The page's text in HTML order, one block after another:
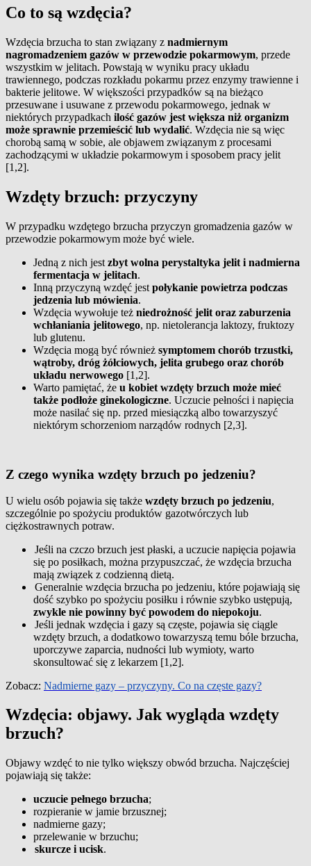
Co to są wzdęcia?
Wzdęcia brzucha to stan związany z nadmiernym
nagromadzeniem gazów w przewodzie pokarmowym, przede
wszystkim w jelitach. Powstają w wyniku pracy układu
trawiennego, podczas rozkładu pokarmu przez enzymy trawienne i
bakterie jelitowe. W większości przypadków są na bieżąco
przesuwane i usuwane z przewodu pokarmowego, jednak w
niektórych przypadkach ilość gazów jest większa niż organizm
może sprawnie przemieścić lub wydalić. Wzdęcia nie są więc
chorobą samą w sobie, ale objawem związanym z procesami
zachodzącymi w układzie pokarmowym i sposobem pracy jelit
[1,2].
Wzdęty brzuch: przyczyny
W przypadku wzdętego brzucha przyczyn gromadzenia gazów w
przewodzie pokarmowym może być wiele.
Jedną z nich jest zbyt wolna perystaltyka jelit i nadmierna
fermentacja w jelitach.
Inną przyczyną wzdęć jest połykanie powietrza podczas
jedzenia lub mówienia.
Wzdęcia wywołuje też niedrożność jelit oraz zaburzenia
wchłaniania jelitowego, np. nietolerancja laktozy, fruktozy
lub glutenu.
Wzdęcia mogą być również symptomem chorób trzustki,
wątroby, dróg żółciowych, jelita grubego oraz chorób
układu nerwowego [1,2].
Warto pamiętać, że u kobiet wzdęty brzuch może mieć
także podłoże ginekologiczne. Uczucie pełności i napięcia
może nasilać się np. przed miesiączką albo towarzyszyć
niektórym schorzeniom narządów rodnych [2,3].
Z czego wynika wzdęty brzuch po jedzeniu?
U wielu osób pojawia się także wzdęty brzuch po jedzeniu,
szczególnie po spożyciu produktów gazotwórczych lub
ciężkostrawnych potraw.
Jeśli na czczo brzuch jest płaski, a uczucie napięcia pojawia
się po posiłkach, można przypuszczać, że wzdęcia brzucha
mają związek z codzienną dietą.
Generalnie wzdęcia brzucha po jedzeniu, które pojawiają się
dość szybko po spożyciu posiłku i równie szybko ustępują,
zwykle nie powinny być powodem do niepokoju.
Jeśli jednak wzdęcia i gazy są częste, pojawia się ciągle
wzdęty brzuch, a dodatkowo towarzyszą temu bóle brzucha,
uporczywe zaparcia, nudności lub wymioty, warto
skonsultować się z lekarzem [1,2].
Zobacz: Nadmierne gazy – przyczyny. Co na częste gazy?
Wzdęcia: objawy. Jak wygląda wzdęty
brzuch?
Objawy wzdęć to nie tylko większy obwód brzucha. Najczęściej
pojawiają się także:
uczucie pełnego brzucha;
rozpieranie w jamie brzusznej;
nadmierne gazy;
przelewanie w brzuchu;
skurcze i ucisk.